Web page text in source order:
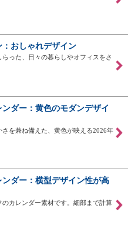
：おしゃれデザイン
った、日々の暮らしやオフィスをさ
ダー：黄色のモダンデザイ
を兼ね備えた、黄色が映える2026年
ダー：横型デザイン性が高
カレンダー素材です。細部まで計算